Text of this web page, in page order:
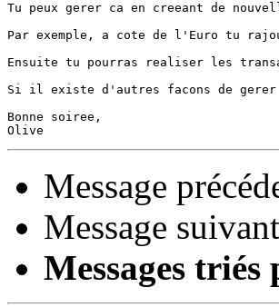
Tu peux gerer ca en creeant de
Par exemple, a cote de l'Euro tu
Ensuite tu pourras realiser les
Si il existe d'autres facons de
Bonne soiree,
Message
Message
Messages triés